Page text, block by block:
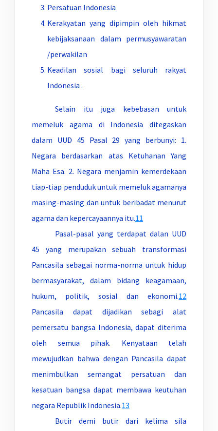
Persatuan Indonesia
Kerakyatan yang dipimpin oleh hikmat
kebijaksanaan dalam permusyawaratan
/perwakilan
Keadilan sosial bagi seluruh rakyat
Indonesia .
Selain itu juga kebebasan untuk
memeluk agama di Indonesia ditegaskan
dalam UUD 45 Pasal 29 yang berbunyi: 1.
Negara berdasarkan atas Ketuhanan Yang
Maha Esa. 2. Negara menjamin kemerdekaan
tiap-tiap penduduk untuk memeluk agamanya
masing-masing dan untuk beribadat menurut
agama dan kepercayaannya itu.11
Pasal-pasal yang terdapat dalan UUD
45 yang merupakan sebuah transformasi
Pancasila sebagai norma-norma untuk hidup
bermasyarakat, dalam bidang keagamaan,
hukum, politik, sosial dan ekonomi.12
Pancasila dapat dijadikan sebagi alat
pemersatu bangsa Indonesia, dapat diterima
oleh semua pihak. Kenyataan telah
mewujudkan bahwa dengan Pancasila dapat
menimbulkan semangat persatuan dan
kesatuan bangsa dapat membawa keutuhan
negara Republik Indonesia.13
Butir demi butir dari kelima sila